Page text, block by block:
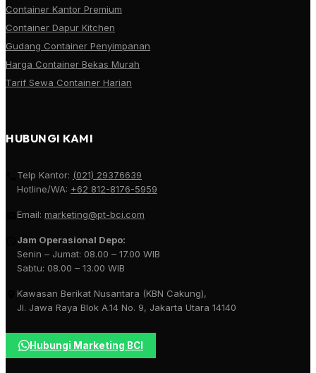
Container Kantor Premium
Container Dapur Kitchen
Gudang Container Penyimpanan
Harga Container Bekas Murah
Tarif Sewa Container Harian
HUBUNGI KAMI
Telp Kantor: (021) 29376639
Hotline/WA: +62 812-8176-5959
Email: marketing@pt-bci.com
Jam Operasional Depo:
Senin – Jumat: 08.00 – 17.00 WIB
Sabtu: 08.00 – 13.00 WIB
Kawasan Berikat Nusantara (KBN Cakung),
Jl. Jawa Raya Blok A.14 No. 9, Jakarta Utara 14140
Hubungi Marketing BCI